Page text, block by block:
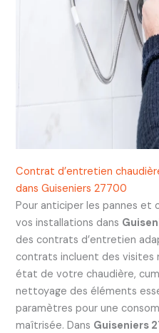
Contrat d’entretien
dans Guiseniers 27700
Pour anticiper les pannes et
vos installations dans
des contrats d’entretien
contrats incluent des visites
état de votre chaudière,
nettoyage des éléments
paramètres pour une
maîtrisée. Dans Guiseniers